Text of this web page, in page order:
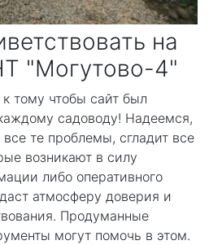
на
"Могутово-4"
тому чтобы сайт был
садоводу! Надеемся,
те проблемы, сгладит все
возникают в силу
либо оперативного
атмосферу доверия и
Продуманные
могут помочь в этом.